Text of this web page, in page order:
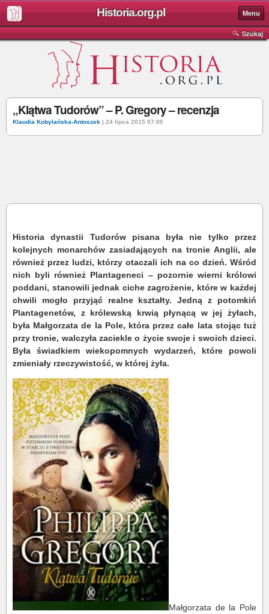
Historia.org.pl Menu
Szukaj
„Klątwa Tudorów” – P. Gregory – recenzja
Klaudia Kobylańska-Antoszek | 24 lipca 2015 07:00
Historia dynastii Tudorów pisana była nie tylko przez
kolejnych monarchów zasiadających na tronie Anglii, ale
również przez ludzi, którzy otaczali ich na co dzień. Wśród
nich byli również Plantageneci – pozornie wierni królowi
poddani, stanowili jednak ciche zagrożenie, które w każdej
chwili mogło przyjąć realne kształty. Jedną z potomkiń
Plantagenetów, z królewską krwią płynącą w jej żyłach,
była Małgorzata de la Pole, która przez całe lata stojąc tuż
przy tronie, walczyła zaciekle o życie swoje i swoich dzieci.
Była świadkiem wiekopomnych wydarzeń, które powoli
zmieniały rzeczywistość, w której żyła.
Małgorzata de la Pole